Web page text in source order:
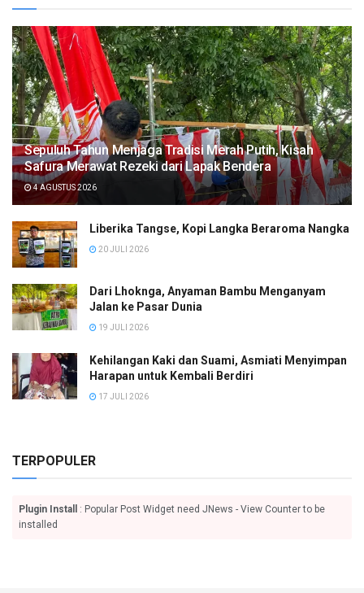
Sepuluh Tahun Menjaga Tradisi Merah Putih, Kisah
Safura Merawat Rezeki dari Lapak Bendera
4 AGUSTUS 2026
Liberika Tangse, Kopi Langka Beraroma Nangka
20 JULI 2026
Dari Lhoknga, Anyaman Bambu Menganyam
Jalan ke Pasar Dunia
19 JULI 2026
Kehilangan Kaki dan Suami, Asmiati Menyimpan
Harapan untuk Kembali Berdiri
17 JULI 2026
TERPOPULER
Plugin Install
: Popular Post Widget need JNews - View Counter to be
installed